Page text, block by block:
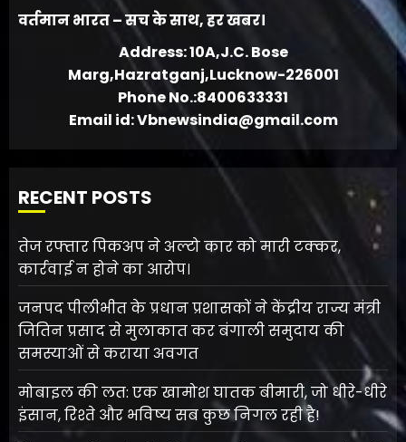
वर्तमान भारत – सच के साथ, हर खबर।
Address: 10A,J.C. Bose
Marg,Hazratganj,Lucknow-226001
Phone No.:8400633331
Email id: Vbnewsindia@gmail.com
RECENT POSTS
तेज रफ्तार पिकअप ने अल्टो कार को मारी टक्कर,
कार्रवाई न होने का आरोप।
जनपद पीलीभीत के प्रधान प्रशासकों ने केंद्रीय राज्य मंत्री
जितिन प्रसाद से मुलाकात कर बंगाली समुदाय की
समस्याओं से कराया अवगत
मोबाइल की लत: एक खामोश घातक बीमारी, जो धीरे-धीरे
इंसान, रिश्ते और भविष्य सब कुछ निगल रही है!